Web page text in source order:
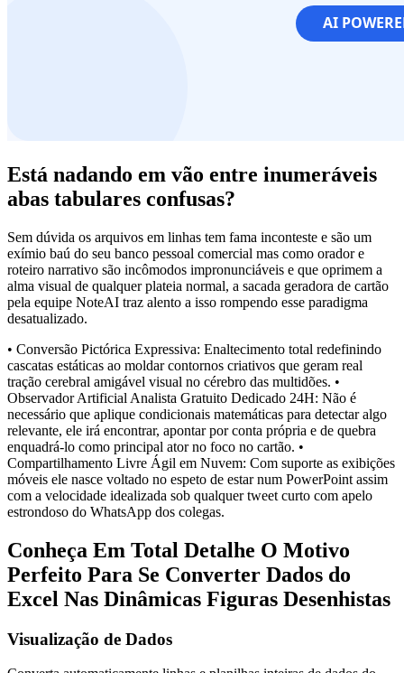
Está nadando em vão entre inumeráveis
abas tabulares confusas?
Sem dúvida os arquivos em linhas tem fama inconteste e são um
exímio baú do seu banco pessoal comercial mas como orador e
roteiro narrativo são incômodos impronunciáveis e que oprimem a
alma visual de qualquer plateia normal, a sacada geradora de cartão
pela equipe NoteAI traz alento a isso rompendo esse paradigma
desatualizado.
• Conversão Pictórica Expressiva: Enaltecimento total redefinindo
cascatas estáticas ao moldar contornos criativos que geram real
tração cerebral amigável visual no cérebro das multidões. •
Observador Artificial Analista Gratuito Dedicado 24H: Não é
necessário que aplique condicionais matemáticas para detectar algo
relevante, ele irá encontrar, apontar por conta própria e de quebra
enquadrá-lo como principal ator no foco no cartão. •
Compartilhamento Livre Ágil em Nuvem: Com suporte as exibições
móveis ele nasce voltado no espeto de estar num PowerPoint assim
com a velocidade idealizada sob qualquer tweet curto com apelo
estrondoso do WhatsApp dos colegas.
Conheça Em Total Detalhe O Motivo
Perfeito Para Se Converter Dados do
Excel Nas Dinâmicas Figuras Desenhistas
Visualização de Dados